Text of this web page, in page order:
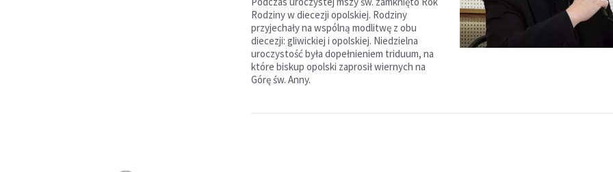
Rodziny w diecezji opolskiej. Rodziny
przyjechały na wspólną modlitwę z obu
diecezji: gliwickiej i opolskiej. Niedzielna
uroczystość była dopełnieniem triduum, na
które biskup opolski zaprosił wiernych na
Górę św. Anny.